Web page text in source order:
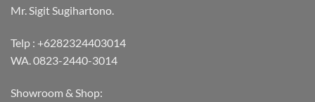
Mr. Sigit Sugihartono.
Telp : +6282324403014
WA. 0823-2440-3014
Showroom & Shop: